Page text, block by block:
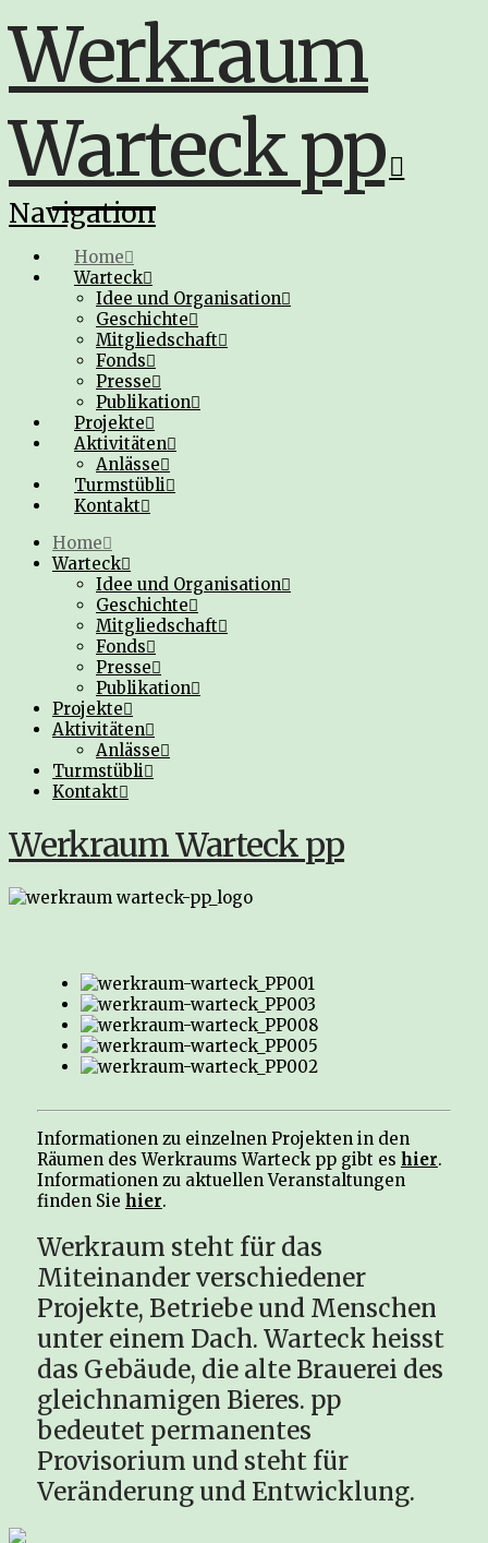
Werkraum
Warteck pp
Navigation
Home
Warteck
Idee und Organisation
Geschichte
Mitgliedschaft
Fonds
Presse
Publikation
Projekte
Aktivitäten
Anlässe
Turmstübli
Kontakt
Home
Warteck
Idee und Organisation
Geschichte
Mitgliedschaft
Fonds
Presse
Publikation
Projekte
Aktivitäten
Anlässe
Turmstübli
Kontakt
Werkraum Warteck pp
Informationen zu einzelnen Projekten in den
Räumen des Werkraums Warteck pp gibt es hier.
Informationen zu aktuellen Veranstaltungen
finden Sie hier.
Werkraum steht für das
Miteinander verschiedener
Projekte, Betriebe und Menschen
unter einem Dach. Warteck heisst
das Gebäude, die alte Brauerei des
gleichnamigen Bieres. pp
bedeutet permanentes
Provisorium und steht für
Veränderung und Entwicklung.